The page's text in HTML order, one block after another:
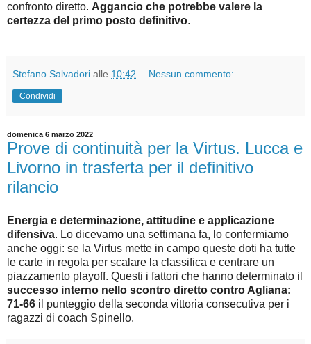
confronto diretto. Aggancio che potrebbe valere la
certezza del primo posto definitivo.
Stefano Salvadori alle 10:42 Nessun commento:
Condividi
domenica 6 marzo 2022
Prove di continuità per la Virtus. Lucca e
Livorno in trasferta per il definitivo
rilancio
Energia e determinazione, attitudine e applicazione
difensiva. Lo dicevamo una settimana fa, lo confermiamo
anche oggi: se la Virtus mette in campo queste doti ha tutte
le carte in regola per scalare la classifica e centrare un
piazzamento playoff. Questi i fattori che hanno determinato il
successo interno nello scontro diretto contro Agliana:
71-66 il punteggio della seconda vittoria consecutiva per i
ragazzi di coach Spinello.